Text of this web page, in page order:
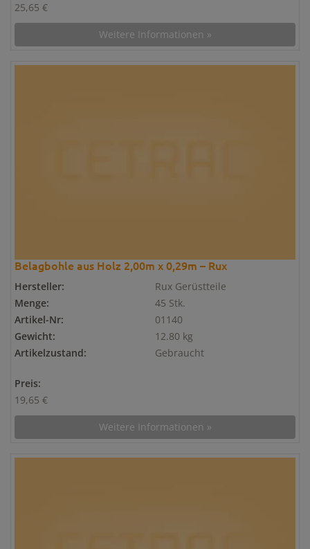
25,65 €
Weitere Informationen »
Belagbohle aus Holz 2,00m x 0,29m – Rux
Hersteller:
Rux Gerüstteile
Menge:
45 Stk.
Artikel-Nr:
01140
Gewicht:
12.80 kg
Artikelzustand:
Gebraucht
Preis:
19,65 €
Weitere Informationen »